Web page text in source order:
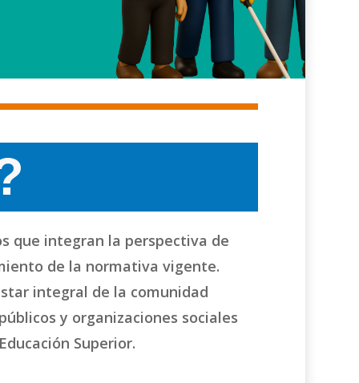
que integran la perspectiva de
de la normativa vigente.
integral de la comunidad
y organizaciones sociales
Superior.